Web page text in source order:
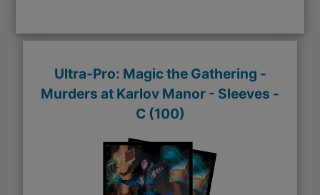
Ultra-Pro: Magic the Gathering -
Murders at Karlov Manor - Sleeves -
C (100)